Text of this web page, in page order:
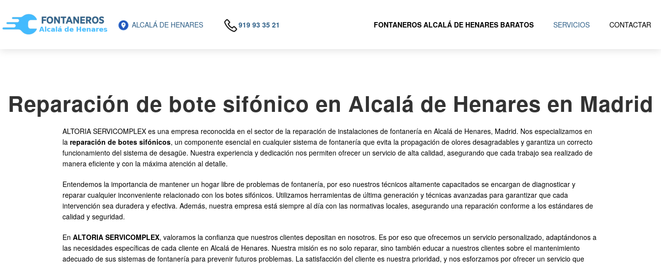
ALCALÁ DE HENARES 919 93 35 21 FONTANEROS ALCALÁ DE HENARES BARATOS SERVICIOS CONTACTAR
Reparación de bote sifónico en Alcalá de Henares en Madrid
ALTORIA SERVICOMPLEX es una empresa reconocida en el sector de la reparación de instalaciones de fontanería en Alcalá de Henares, Madrid. Nos especializamos en
la reparación de botes sifónicos, un componente esencial en cualquier sistema de fontanería que evita la propagación de olores desagradables y garantiza un correcto
funcionamiento del sistema de desagüe. Nuestra experiencia y dedicación nos permiten ofrecer un servicio de alta calidad, asegurando que cada trabajo sea realizado de
manera eficiente y con la máxima atención al detalle.
Entendemos la importancia de mantener un hogar libre de problemas de fontanería, por eso nuestros técnicos altamente capacitados se encargan de diagnosticar y
reparar cualquier inconveniente relacionado con los botes sifónicos. Utilizamos herramientas de última generación y técnicas avanzadas para garantizar que cada
intervención sea duradera y efectiva. Además, nuestra empresa está siempre al día con las normativas locales, asegurando una reparación conforme a los estándares de
calidad y seguridad.
En ALTORIA SERVICOMPLEX, valoramos la confianza que nuestros clientes depositan en nosotros. Es por eso que ofrecemos un servicio personalizado, adaptándonos a
las necesidades específicas de cada cliente en Alcalá de Henares. Nuestra misión es no solo reparar, sino también educar a nuestros clientes sobre el mantenimiento
adecuado de sus sistemas de fontanería para prevenir futuros problemas. La satisfacción del cliente es nuestra prioridad, y nos esforzamos por ofrecer un servicio que